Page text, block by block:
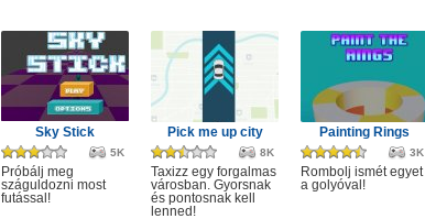
Sky Stick
5K
Próbálj meg
száguldozni most
futással!
Pick me up city
8K
Taxizz egy forgalmas
városban. Gyorsnak
és pontosnak kell
lenned!
Painting Rings
3K
Rombolj ismét egyet
a golyóval!